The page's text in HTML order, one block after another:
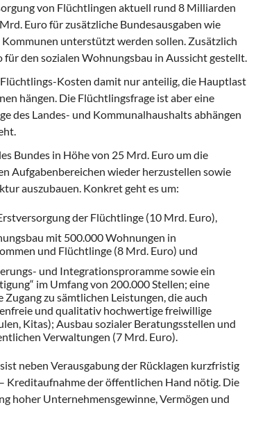
von Flüchtlingen aktuell rund 8 Milliarden
Euro für zusätzliche Bundesausgaben wie
unterstützt werden sollen. Zusätzlich
den sozialen Wohnungsbau in Aussicht gestellt.
Kosten damit nur anteilig, die Hauptlast
hängen. Die Flücht­lingsfrage ist aber eine
des Landes- und Kommunalhaushalts abhängen
Bundes in Höhe von 25 Mrd. Euroum die
Aufgabenbereichen wieder herzustellen sowie
auszubauen. Konkret geht es um:
der Flüchtlinge (10 Mrd. Euro),
mit 500.000 Wohnungen in
und Flüchtlinge (8 Mrd. Euro) und
und Integrations­proramme sowie ein
im Umfang von 200.000 Stellen; eine
zu sämtlichen Leistungen, die auch
und qualitativ hochwertige freiwillige
Kitas); Ausbau sozialer Beratungsstellen und
Verwaltungen (7 Mrd. Euro).
ist neben Verausgabung der Rück­lagen kurzfristig
Kreditaufnahme der öffentlichen Hand nötig. Die
hoher Unternehmensgewinne, Vermögen und